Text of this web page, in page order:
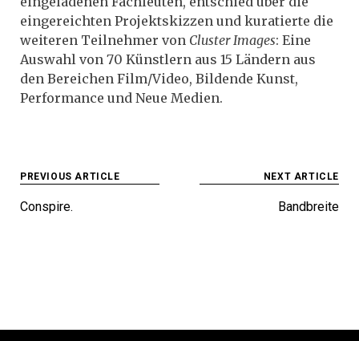
eingereichten Projektskizzen und kuratierte die
weiteren Teilnehmer von Cluster Images: Eine
Auswahl von 70 Künstlern aus 15 Ländern aus
den Bereichen Film/Video, Bildende Kunst,
Performance und Neue Medien.
Post
navigation
PREVIOUS ARTICLE
Conspire.
NEXT ARTICLE
Bandbreite